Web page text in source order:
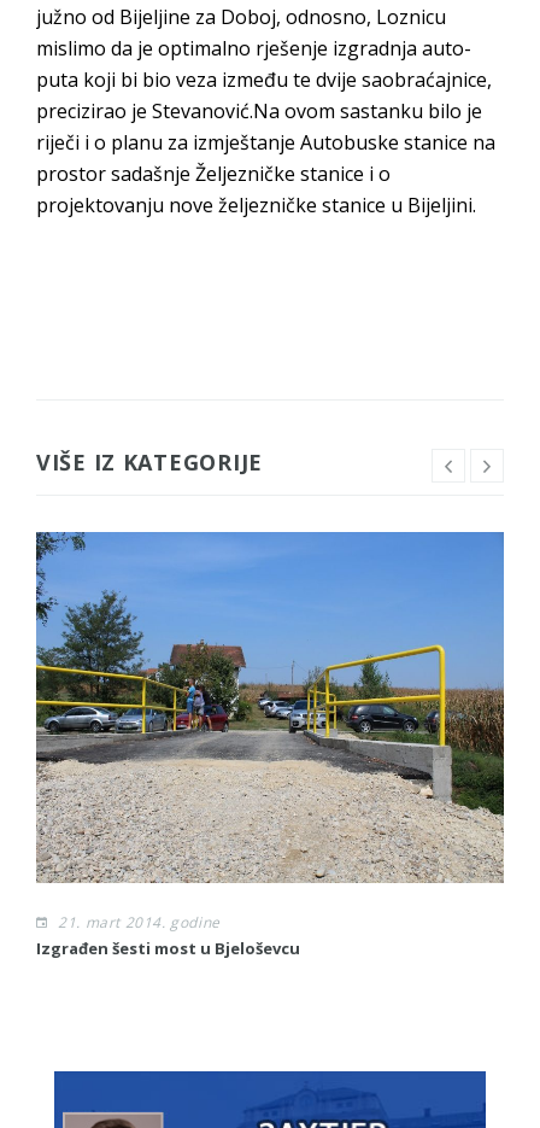
južno od Bijeljine za Doboj, odnosno, Loznicu
mislimo da je optimalno rješenje izgradnja auto-
puta koji bi bio veza između te dvije saobraćajnice,
precizirao je Stevanović.Na ovom sastanku bilo je
riječi i o planu za izmještanje Autobuske stanice na
prostor sadašnje Željezničke stanice i o
projektovanju nove željezničke stanice u Bijeljini.
VIŠE IZ KATEGORIJE
21. mart 2014. godine
Izgrađen šesti most u Bjeloševcu